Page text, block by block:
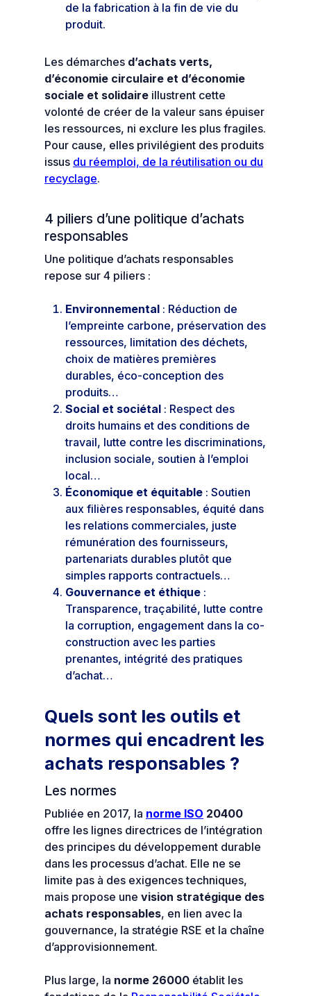
de la fabrication à la fin de vie du
produit.
Les démarches d’achats verts,
d’économie circulaire et d’économie
sociale et solidaire illustrent cette
volonté de créer de la valeur sans épuiser
les ressources, ni exclure les plus fragiles.
Pour cause, elles privilégient des produits
issus du réemploi, de la réutilisation ou du
recyclage.
4 piliers d’une politique d’achats
responsables
Une politique d’achats responsables
repose sur 4 piliers :
Environnemental : Réduction de
l’empreinte carbone, préservation des
ressources, limitation des déchets,
choix de matières premières
durables, éco-conception des
produits…
Social et sociétal : Respect des
droits humains et des conditions de
travail, lutte contre les discriminations,
inclusion sociale, soutien à l’emploi
local…
Économique et équitable : Soutien
aux filières responsables, équité dans
les relations commerciales, juste
rémunération des fournisseurs,
partenariats durables plutôt que
simples rapports contractuels…
Gouvernance et éthique :
Transparence, traçabilité, lutte contre
la corruption, engagement dans la co-
construction avec les parties
prenantes, intégrité des pratiques
d’achat…
Quels sont les outils et
normes qui encadrent les
achats responsables ?
Les normes
Publiée en 2017, la norme ISO 20400
offre les lignes directrices de l’intégration
des principes du développement durable
dans les processus d’achat. Elle ne se
limite pas à des exigences techniques,
mais propose une vision stratégique des
achats responsables, en lien avec la
gouvernance, la stratégie RSE et la chaîne
d’approvisionnement.
Plus large, la norme 26000 établit les